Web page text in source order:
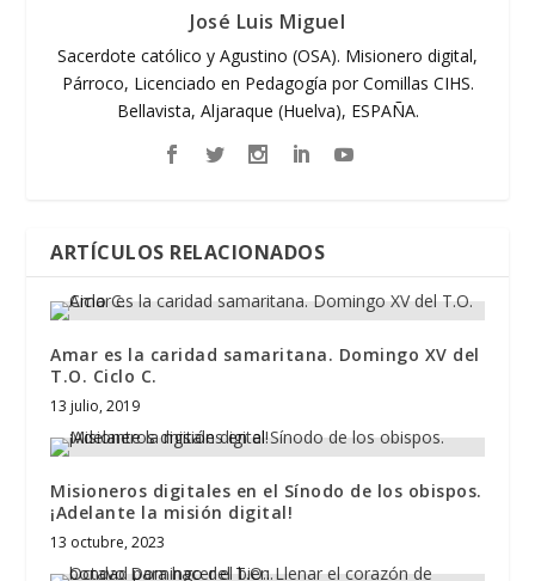
José Luis Miguel
Sacerdote católico y Agustino (OSA). Misionero digital,
Párroco, Licenciado en Pedagogía por Comillas CIHS.
Bellavista, Aljaraque (Huelva), ESPAÑA.
ARTÍCULOS RELACIONADOS
Amar es la caridad samaritana. Domingo XV del
T.O. Ciclo C.
13 julio, 2019
Misioneros digitales en el Sínodo de los obispos.
¡Adelante la misión digital!
13 octubre, 2023